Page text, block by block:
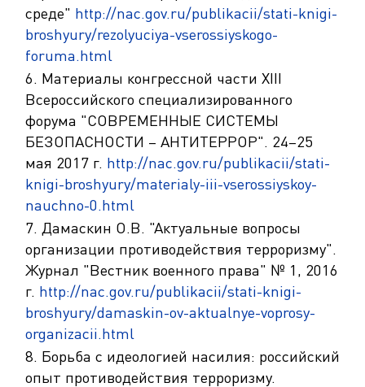
среде" http://nac.gov.ru/publikacii/stati-knigi-
broshyury/rezolyuciya-vserossiyskogo-
foruma.html
6. Материалы конгрессной части ХIII
Всероссийского специализированного
форума "СОВРЕМЕННЫЕ СИСТЕМЫ
БЕЗОПАСНОСТИ – АНТИТЕРРОР". 24–25
мая 2017 г. http://nac.gov.ru/publikacii/stati-
knigi-broshyury/materialy-iii-vserossiyskoy-
nauchno-0.html
7. Дамаскин О.В. "Актуальные вопросы
организации противодействия терроризму".
Журнал "Вестник военного права" № 1, 2016
г. http://nac.gov.ru/publikacii/stati-knigi-
broshyury/damaskin-ov-aktualnye-voprosy-
organizacii.html
8. Борьба с идеологией насилия: российский
опыт противодействия терроризму.